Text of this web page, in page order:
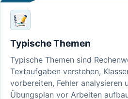
Typische Themen
Typische Themen sind
Textaufgaben verstehen,
vorbereiten, Fehler analysieren
Übungsplan vor Arbeiten